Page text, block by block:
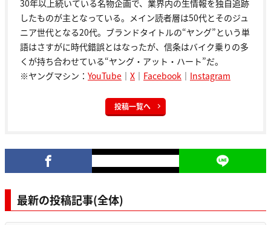
30年以上続いている名物企画で、業界内の生情報を独自追跡
したものが主となっている。メイン読者層は50代とそのジュ
ニア世代となる20代。ブランドタイトルの“ヤング”という単
語はさすがに時代錯誤とはなったが、信条はバイク乗りの多
くが持ち合わせている“ヤング・アット・ハート”だ。
※ヤングマシン： YouTube ｜ X ｜ Facebook ｜ Instagram
投稿一覧へ
最新の投稿記事(全体)